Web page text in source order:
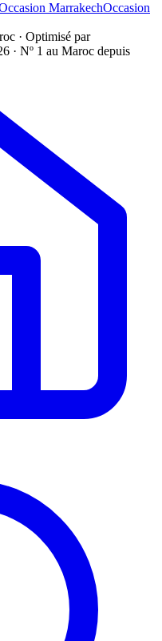
MarrakechOccasion
· Optimisé par
· Nº 1 au Maroc depuis